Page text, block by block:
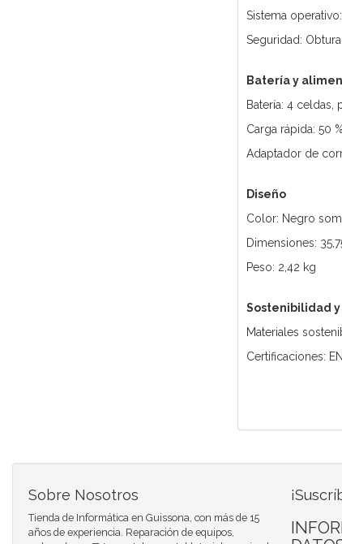
Sistema
Seguridad:
Batería y
Batería: 4
Carga rápida: 50
Adaptador de
Diseño
Color: Negro
Dimensiones:
Peso: 2,42 kg
Sostenibilidad
Materiales
Certificaciones:
Sobre Nosotros
Tienda de Informática en Guissona, con más de 15
años de experiencia. Reparación de equipos,